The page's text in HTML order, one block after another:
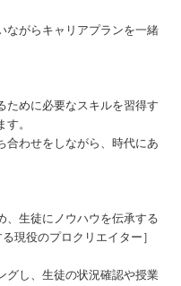
ながらキャリアプランを一緒
ために必要なスキルを習得す
。
合わせをしながら、時代にあ
、生徒にノウハウを伝承する
現役のプロクリエイター］
グし、生徒の状況確認や授業